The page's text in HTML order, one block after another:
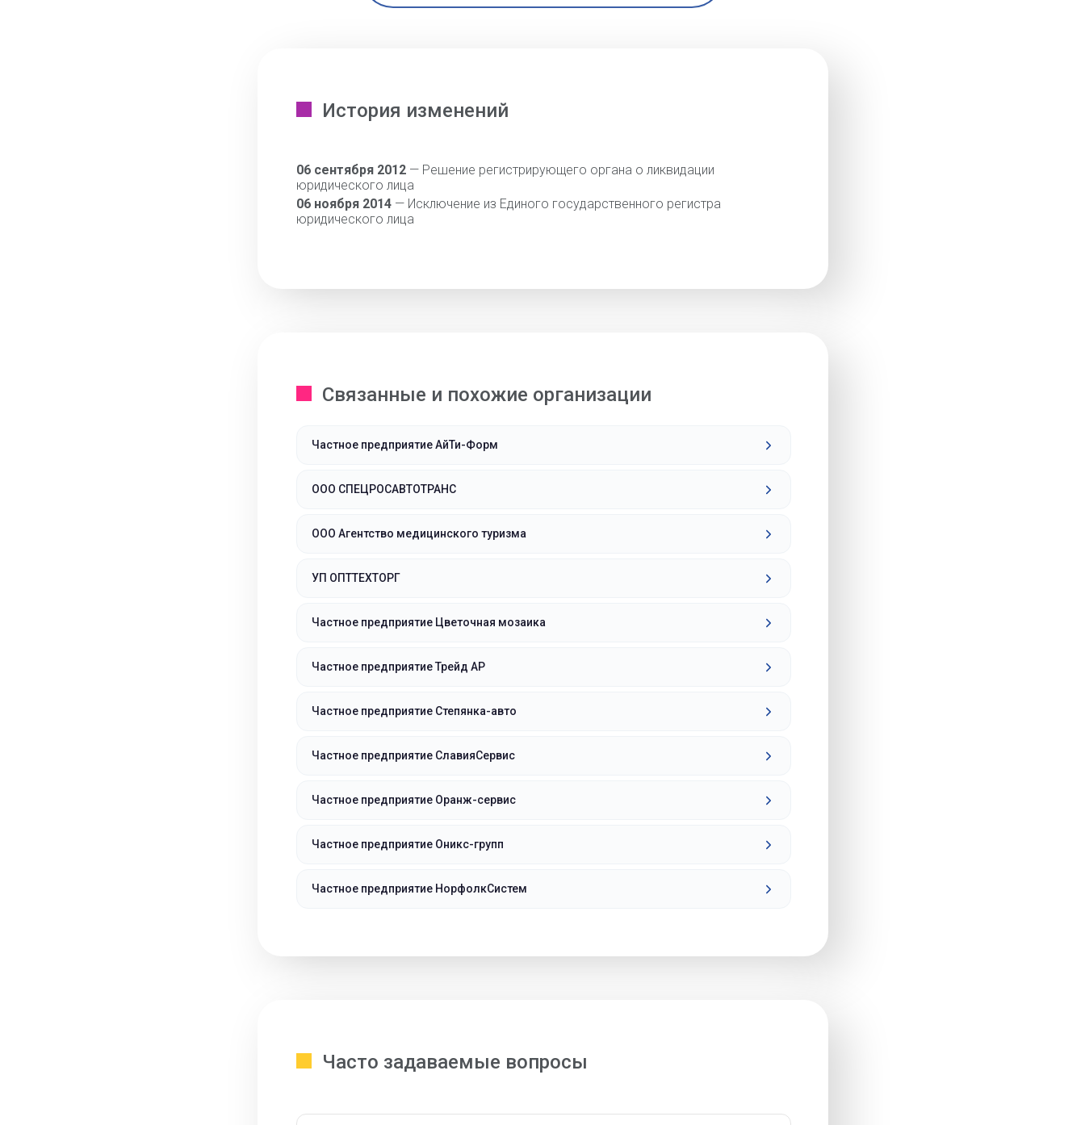
История изменений
06 сентября 2012— Решение регистрирующего органа о ликвидации
юридического лица
06 ноября 2014— Исключение из Единого государственного регистра
юридического лица
Связанные и похожие организации
Частное предприятие АйТи-Форм
ООО СПЕЦРОСАВТОТРАНС
ООО Агентство медицинского туризма
УП ОПТТЕХТОРГ
Частное предприятие Цветочная мозаика
Частное предприятие Трейд АР
Частное предприятие Степянка-авто
Частное предприятие СлавияСервис
Частное предприятие Оранж-сервис
Частное предприятие Оникс-групп
Частное предприятие НорфолкСистем
Часто задаваемые вопросы